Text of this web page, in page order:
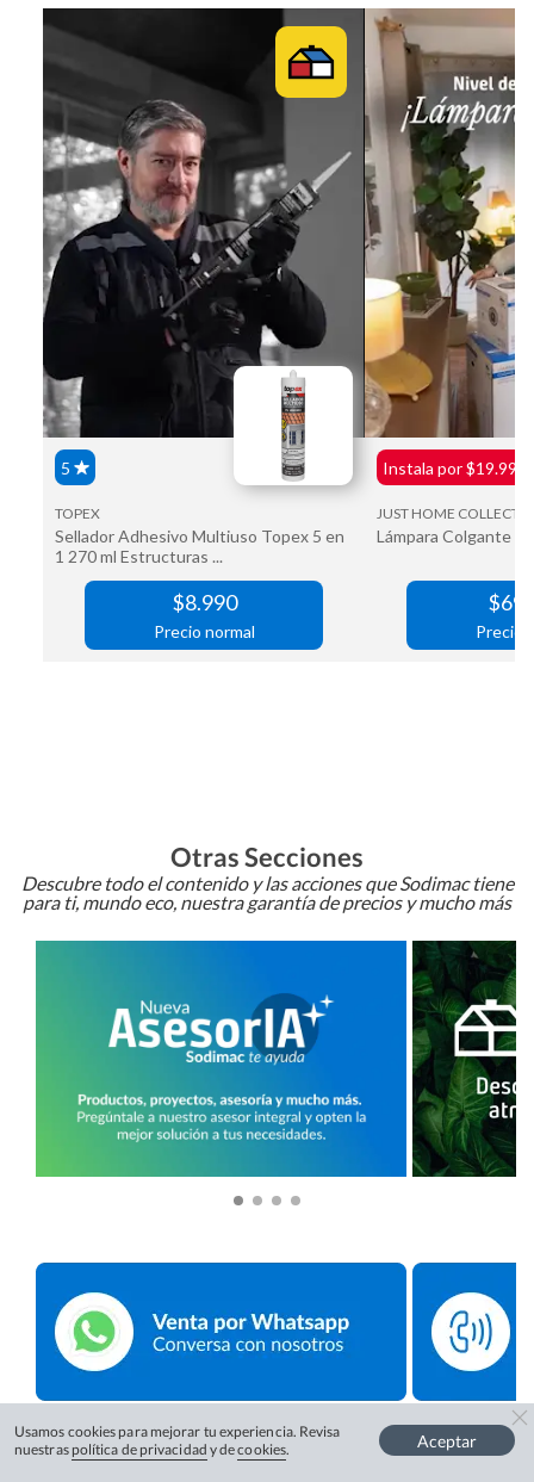
Otras Secciones
Descubre todo el contenido y las acciones que Sodimac tiene
para ti, mundo eco, nuestra garantía de precios y mucho más
Usamos cookies para mejorar tu experiencia. Revisa
nuestras política de privacidad y decookies. Aceptar